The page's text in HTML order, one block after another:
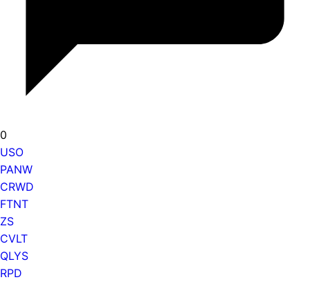
0
USO
PANW
CRWD
FTNT
ZS
CVLT
QLYS
RPD